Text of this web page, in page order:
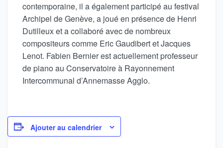
contemporaine, il a également participé au festival
Archipel de Genève, a joué en présence de Henri
Dutilleux et a collaboré avec de nombreux
compositeurs comme Eric Gaudibert et Jacques
Lenot. Fabien Bernier est actuellement professeur
de piano au Conservatoire à Rayonnement
Intercommunal d’Annemasse Agglo.
Ajouter au calendrier